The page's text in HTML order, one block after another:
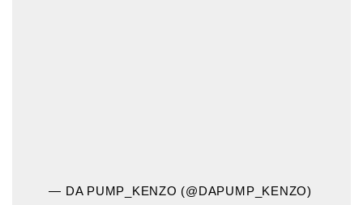
— DA PUMP_KENZO (@DAPUMP_KENZO)